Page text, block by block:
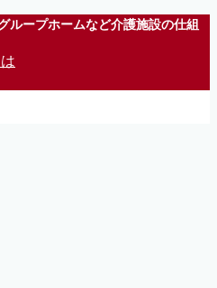
ループホームなど介護施設の仕組